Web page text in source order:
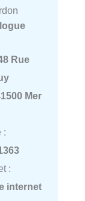
Rue
Mer
:
:
internet